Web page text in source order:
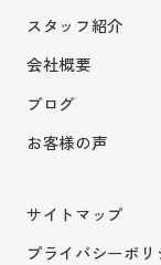
スタッフ紹介
会社概要
ブログ
お客様の声
サイトマップ
プライバシーポリ